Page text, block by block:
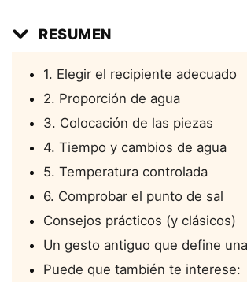
RESUMEN
1. Elegir el recipiente adecuado
2. Proporción de agua
3. Colocación de las piezas
4. Tiempo y cambios de agua
5. Temperatura controlada
6. Comprobar el punto de sal
Consejos prácticos (y clásicos)
Un gesto antiguo que define
Puede que también te interese: